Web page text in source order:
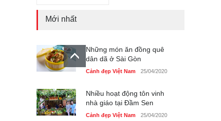
Mới nhất
Những món ăn đồng quê
dân dã ở Sài Gòn
Cảnh đẹp Việt Nam 25/04/2020
Nhiều hoạt động tôn vinh
nhà giáo tại Đầm Sen
Cảnh đẹp Việt Nam 25/04/2020